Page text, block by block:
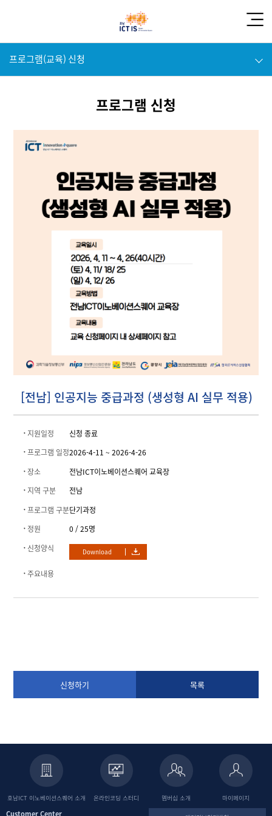
프로그램(교육) 신청
프로그램 신청
[전남] 인공지능 중급과정 (생성형 AI 실무 적용)
지원일정
신청 종료
프로그램 일정2026-4-11 ~ 2026-4-26
장소
전남ICT이노베이션스퀘어 교육장
지역 구분
전남
프로그램 구분단기과정
정원
0 / 25명
신청양식
Download
주요내용
신청하기 목록
호남ICT 이노베이션스퀘어소개 온라인코딩스터디 멤버십 소개 마이페이지
Customer Center